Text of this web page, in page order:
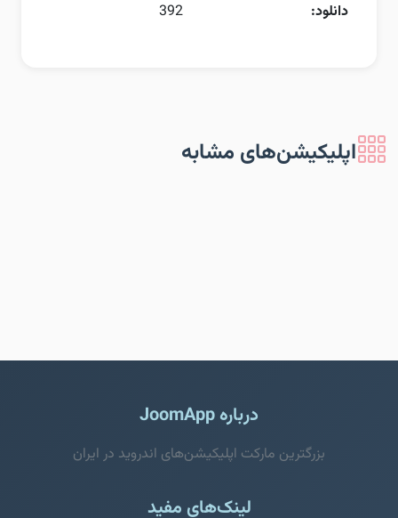
دانلود:
392
اپلیکیشن‌های مشابه
درباره JoomApp
بزرگترین مارکت اپلیکیشن‌های اندروید در ایران
لینک‌های مفید